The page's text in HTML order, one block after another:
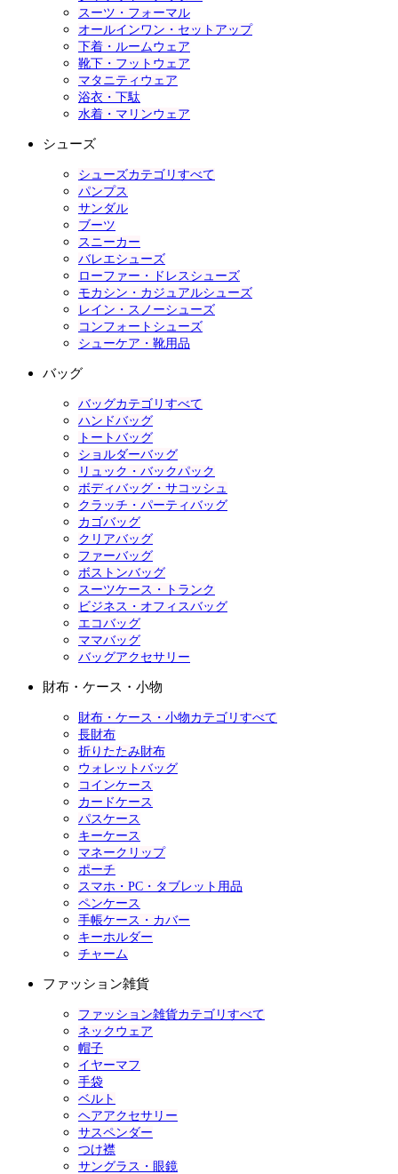
スーツ・フォーマル
オールインワン・セットアップ
下着・ルームウェア
靴下・フットウェア
マタニティウェア
浴衣・下駄
水着・マリンウェア
シューズ
シューズカテゴリすべて
パンプス
サンダル
ブーツ
スニーカー
バレエシューズ
ローファー・ドレスシューズ
モカシン・カジュアルシューズ
レイン・スノーシューズ
コンフォートシューズ
シューケア・靴用品
バッグ
バッグカテゴリすべて
ハンドバッグ
トートバッグ
ショルダーバッグ
リュック・バックパック
ボディバッグ・サコッシュ
クラッチ・パーティバッグ
カゴバッグ
クリアバッグ
ファーバッグ
ボストンバッグ
スーツケース・トランク
ビジネス・オフィスバッグ
エコバッグ
ママバッグ
バッグアクセサリー
財布・ケース・小物
財布・ケース・小物カテゴリすべて
長財布
折りたたみ財布
ウォレットバッグ
コインケース
カードケース
パスケース
キーケース
マネークリップ
ポーチ
スマホ・PC・タブレット用品
ペンケース
手帳ケース・カバー
キーホルダー
チャーム
ファッション雑貨
ファッション雑貨カテゴリすべて
ネックウェア
帽子
イヤーマフ
手袋
ベルト
ヘアアクセサリー
サスペンダー
つけ襟
サングラス・眼鏡